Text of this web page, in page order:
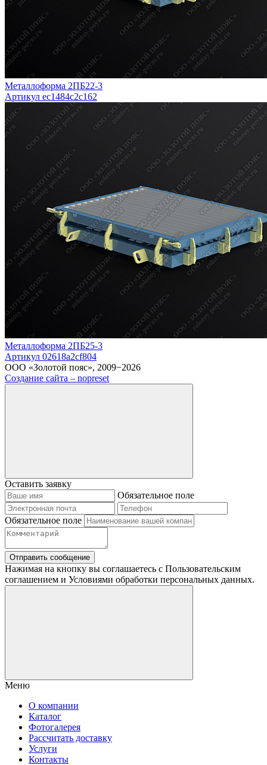
Металлоформа 2ПБ22-3
Артикул ec1484c2c162
Металлоформа 2ПБ25-3
Артикул 02618a2cf804
ООО «Золотой пояс», 2009−2026
Создание сайта – nopreset
Оставить заявку
Обязательное поле
Обязательное поле
Отправить сообщение
Нажимая на кнопку вы соглашаетесь с Пользовательским
соглашением и Условиями обработки персональных данных.
Меню
О компании
Каталог
Фотогалерея
Рассчитать доставку
Услуги
Контакты